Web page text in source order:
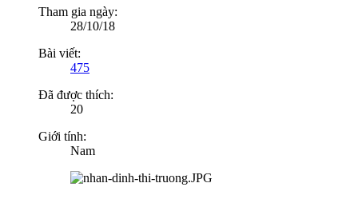
Tham gia ngày:
28/10/18
Bài viết:
475
Đã được thích:
20
Giới tính:
Nam